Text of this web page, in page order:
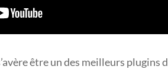
être un des meilleurs plugins